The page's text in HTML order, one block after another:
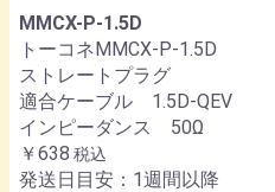
MMCX-P-1.5D
トーコネMMCX-P-1.5D
ストレートプラグ
適合ケーブル 1.5D-QEV
インピーダンス 50Ω
￥638 税込
発送日目安：1週間以降